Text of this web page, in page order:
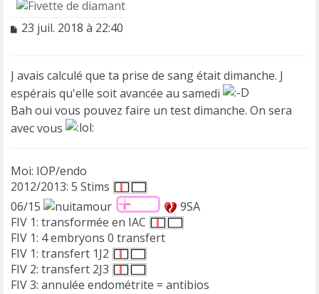
M
a
g
e
o
u
23 juil. 2018 à 22:40
J avais calculé que ta prise de sang était dimanche. J
espérais qu'elle soit avancée au samedi
Bah oui vous pouvez faire un test dimanche. On sera
avec vous
Moi: IOP/endo
2012/2013: 5 Stims
06/15
9SA
FIV 1: transformée en IAC
FIV 1: 4 embryons 0 transfert
FIV 1: transfert 1J2
FIV 2: transfert 2J3
FIV 3: annulée endométrite = antibios